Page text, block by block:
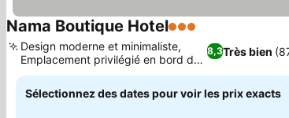
Nama Boutique Hotel3 Étoiles
8,3Très bien
Design moderne et minimaliste,
Emplacement privilégié en bord de
mer
Sélectionnez des dates pour voir les prix exacts